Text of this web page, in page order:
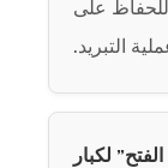
على
التبريد.
لكبار